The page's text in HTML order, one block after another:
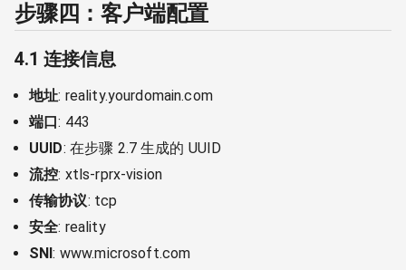
步骤四：客户端配置
4.1 连接信息
地址: reality.yourdomain.com
端口: 443
UUID: 在步骤 2.7 生成的 UUID
流控: xtls-rprx-vision
传输协议: tcp
安全: reality
SNI: www.microsoft.com